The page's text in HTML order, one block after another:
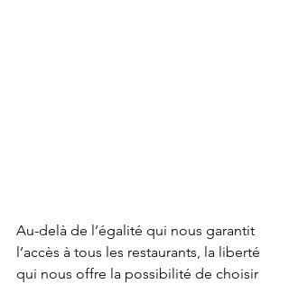
Au-delà de l’égalité qui nous garantit
l’accès à tous les restaurants, la liberté
qui nous offre la possibilité de choisir